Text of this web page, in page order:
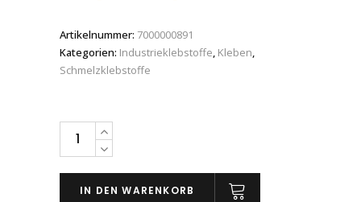
Artikelnummer: 7000000891
Kategorien: Industrieklebstoffe, Kleben,
Schmelzklebstoffe
3M™
Weld™
Schmelzklebstoff
IN DEN WARENKORB